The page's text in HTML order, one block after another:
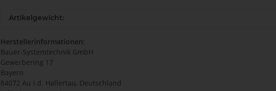
Artikelgewicht:
Herstellerinformationen:
Bauer-Systemtechnik GmbH
Gewerbering 17
Bayern
84072 Au i.d. Hallertau, Deutschland